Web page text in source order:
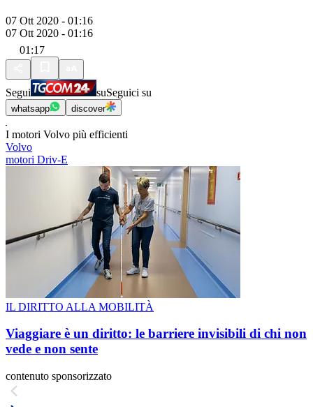
07 Ott 2020 - 01:16
07 Ott 2020 - 01:16
01:17
Segui suSeguici su
whatsapp discover
I motori Volvo più efficienti
Volvo
motori Driv-E
IL DIRITTO ALLA MOBILITÀ
Viaggiare è un diritto: le barriere invisibili di chi non
vede e non sente
contenuto sponsorizzato